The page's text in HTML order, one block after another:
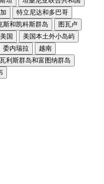
特立尼达和多巴哥
斯和凯科斯群岛
图瓦卢
美国
美国本土外小岛屿
委内瑞拉
越南
瓦利斯群岛和富图纳群岛